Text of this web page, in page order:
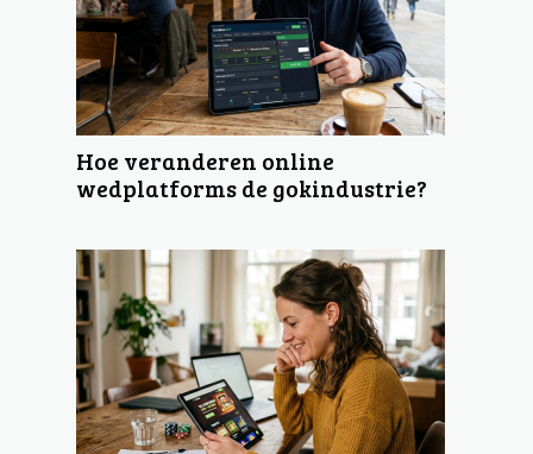
Hoe veranderen online
wedplatforms de gokindustrie?